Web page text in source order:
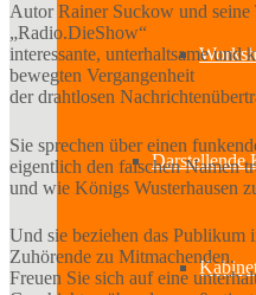
Darstellende
Autor Rainer Suckow und seine
„Radio.DieShow“
interessante, unterhaltsame und
bewegten Vergangenheit
der drahtlosen
Sie sprechen über einen
eigentlich den falschen Namen
und wie Königs Wusterhausen
Und sie beziehen das Publikum
Zuhörende zu Mitmachenden.
Freuen Sie sich auf eine